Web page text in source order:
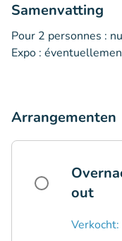
Samenvatting
Pour 2 personnes :
Expo :
Arrangementen
out
Verkocht: